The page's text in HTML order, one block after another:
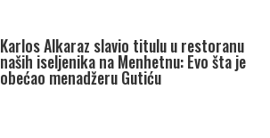
Karlos Alkaraz slavio titulu u restoranu
naših iseljenika na Menhetnu: Evo šta je
obećao menadžeru Gutiću